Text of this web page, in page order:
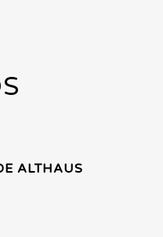
ALTHAUS